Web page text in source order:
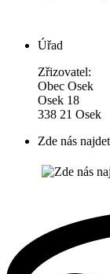
Úřad
Zřizovatel:
Obec Osek
Osek 18
338 21 Osek
Zde nás